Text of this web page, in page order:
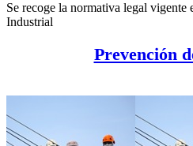
Se recoge la normativa legal vigente
Industrial
Prevención